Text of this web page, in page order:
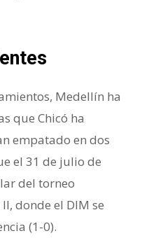
Medellín ha
que Chicó ha
empatado en dos
el 31 de julio de
del torneo
donde el DIM se
(1-0).